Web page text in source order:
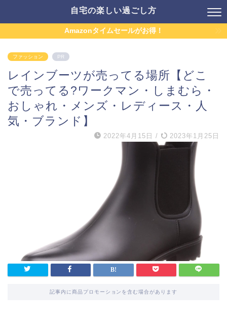
自宅の楽しい過ごし方
Amazonタイムセールがお得！
ファッション PR
レインブーツが売ってる場所【どこ
で売ってる?ワークマン・しまむら・
おしゃれ・メンズ・レディース・人
気・ブランド】
2022年4月15日 / 2023年1月25日
記事内に商品プロモーションを含む場合があります